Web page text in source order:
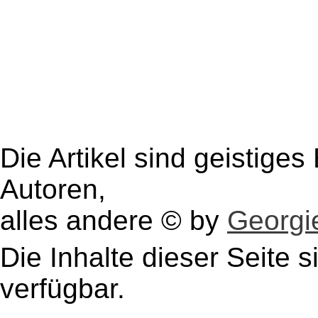
Die Artikel sind
Autoren,
alles andere © by
Die Inhalte dieser Seite
verfügbar.